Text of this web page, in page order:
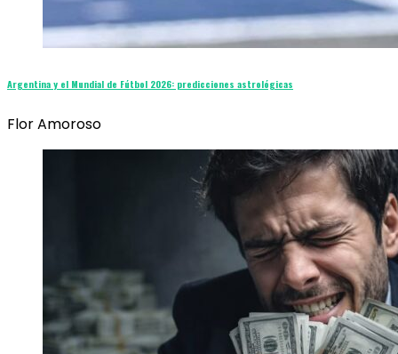
Argentina y el Mundial de Fútbol 2026: predicciones astrológicas
Flor Amoroso